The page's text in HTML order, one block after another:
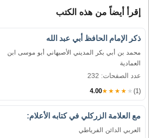
إقرأ أيضاً من هذه الكتب
ذكر الإمام الحافظ أبي عبد الله
محمد بن أبي بكر المديني الأصبهاني أبو موسى ابن
العمادية
عدد الصفحات: 232
4.00★★★★★ (1)
مع العلامة الزركلي في كتابه الأعلام:
العربي الدائن الفرياطي